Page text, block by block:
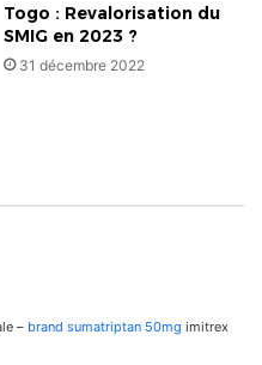
Togo : Revalorisation du
SMIG en 2023 ?
31 décembre 2022
– brand sumatriptan 50mg imitrex